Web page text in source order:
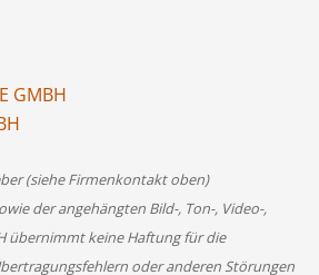
GMBH
(siehe Firmenkontakt oben)
der angehängten Bild-, Ton-, Video-,
übernimmt keine Haftung für die
oder anderen Störungen